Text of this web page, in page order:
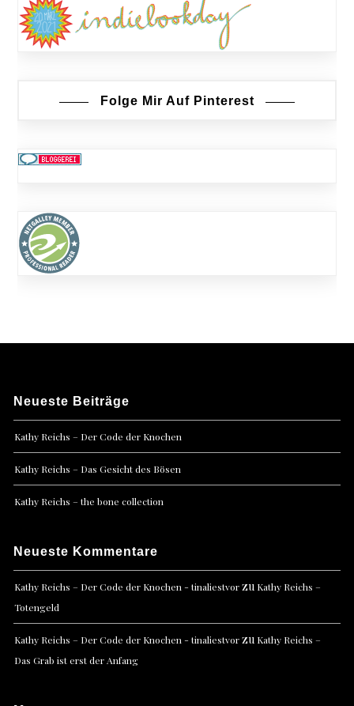
Folge Mir Auf Pinterest
Neueste Beiträge
Kathy Reichs – Der Code der Knochen
Kathy Reichs – Das Gesicht des Bösen
Kathy Reichs – the bone collection
Neueste Kommentare
Kathy Reichs – Der Code der Knochen - tinaliestvorzu Kathy Reichs –
Totengeld
Kathy Reichs – Der Code der Knochen - tinaliestvorzu Kathy Reichs –
Das Grab ist erst der Anfang